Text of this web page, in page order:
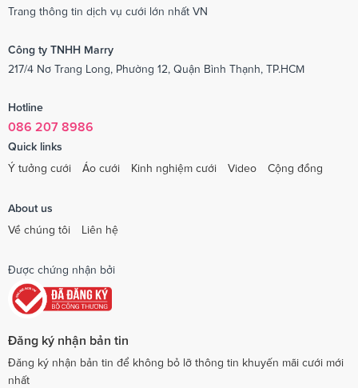
Trang thông tin dịch vụ cưới lớn nhất VN
Công ty TNHH Marry
217/4 Nơ Trang Long, Phường 12, Quận Bình Thạnh, TP.HCM
Hotline
086 207 8986
Quick links
Ý tưởng cưới
Áo cưới Kinh nghiệm cưới Video Cộng đồng
About us
Về chúng tôi
Liên hệ
Được chứng nhận bởi
Đăng ký nhận bản tin
Đăng ký nhận bản tin để không bỏ lỡ thông tin khuyến mãi cưới mới
nhất